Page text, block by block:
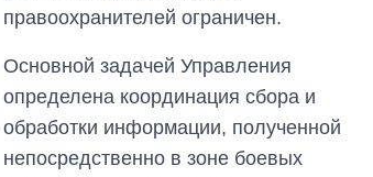
правоохранителей ограничен.
Основной задачей Управления
определена координация сбора и
обработки информации, полученной
непосредственно в зоне боевых
Сколько
выращивали в
Украине до и во
время большой
войны